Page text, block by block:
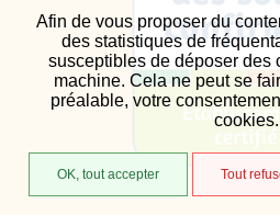
Afin de vous proposer du
des statistiques de
susceptibles de déposer des
machine. Cela ne peut se
préalable, votre
cookies.
OK, tout accepter Tout